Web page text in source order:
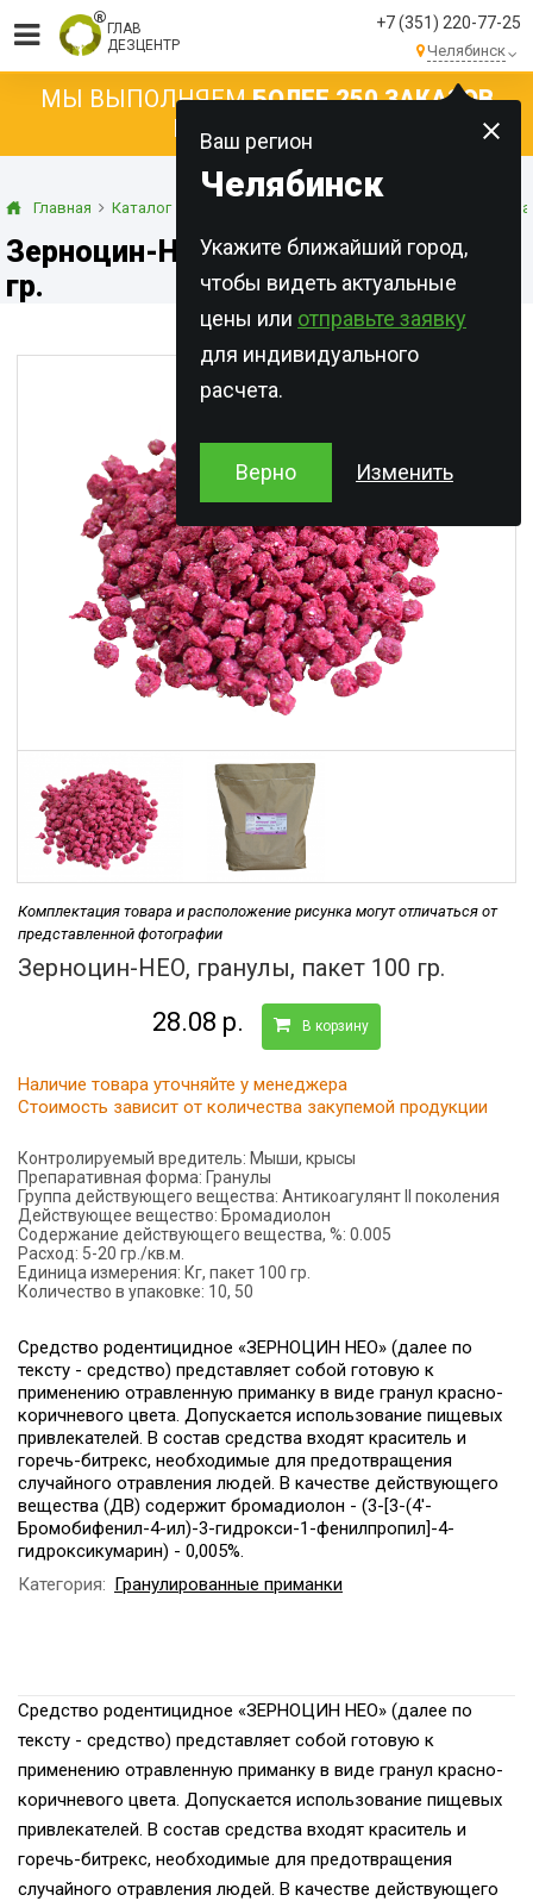
ГЛАВ
ДЕЗЦЕНТР
+7 (351) 220-77-25
Челябинск
Ваш регион
Челябинск
Укажите ближайший город,
чтобы видеть актуальные
цены или отправьте заявку
для индивидуального
расчета.
Верно Изменить
МЫ ВЫПОЛНЯЕМБОЛЕЕ 250 ЗАКАЗОВ
КАЖДЫЙ ДЕНЬ!
Главная Каталог Гранулированные
Зерноцин-НЕО, гранулы, пакет 100
гр.
Комплектация товара и расположение рисунка могут отличаться от
представленной фотографии
Зерноцин-НЕО, гранулы, пакет 100 гр.
28.08 р. В корзину
Наличие товара уточняйте у менеджера
Стоимость зависит от количества закупемой продукции
Контролируемый вредитель: Мыши, крысы
Препаративная форма: Гранулы
Группа действующего вещества: Антикоагулянт II поколения
Действующее вещество: Бромадиолон
Содержание действующего вещества, %: 0.005
Расход: 5-20 гр./кв.м.
Единица измерения: Кг, пакет 100 гр.
Количество в упаковке: 10, 50
Средство родентицидное «ЗЕРНОЦИН НЕО» (далее по
тексту - средство) представляет собой готовую к
применению отравленную приманку в виде гранул красно-
коричневого цвета. Допускается использование пищевых
привлекателей. В состав средства входят краситель и
горечь-битрекс, необходимые для предотвращения
случайного отравления людей. В качестве действующего
вещества (ДВ) содержит бромадиолон - (3-[3-(4'-
Бромобифенил-4-ил)-3-гидрокси-1-фенилпропил]-4-
гидроксикумарин) - 0,005%.
Категория: Гранулированные приманки
Средство родентицидное «ЗЕРНОЦИН НЕО» (далее по
тексту - средство) представляет собой готовую к
применению отравленную приманку в виде гранул красно-
коричневого цвета. Допускается использование пищевых
привлекателей. В состав средства входят краситель и
горечь-битрекс, необходимые для предотвращения
случайного отравления людей. В качестве действующего